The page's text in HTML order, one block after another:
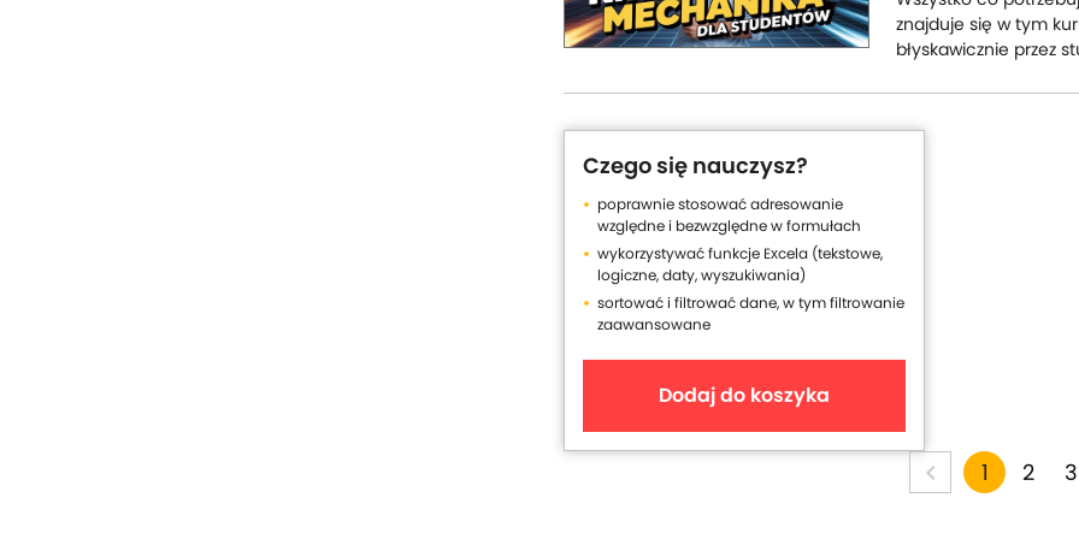
znajduje się w tym
błyskawicznie przez
Czego się nauczysz?
poprawnie stosować adresowanie
względne i bezwzględne w formułach
wykorzystywać funkcje Excela (tekstowe,
logiczne, daty, wyszukiwania)
sortować i filtrować dane, w tym filtrowanie
zaawansowane
Dodaj do koszyka
p
Y1 p
2 p
3